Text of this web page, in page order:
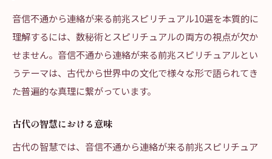
音信不通から連絡が来る前兆スピリチュアル10選を本質的に
理解するには、数秘術とスピリチュアルの両方の視点が欠か
せません。音信不通から連絡が来る前兆スピリチュアルとい
うテーマは、古代から世界中の文化で様々な形で語られてき
た普遍的な真理に繋がっています。
古代の智慧における意味
古代の智慧では、音信不通から連絡が来る前兆スピリチュア